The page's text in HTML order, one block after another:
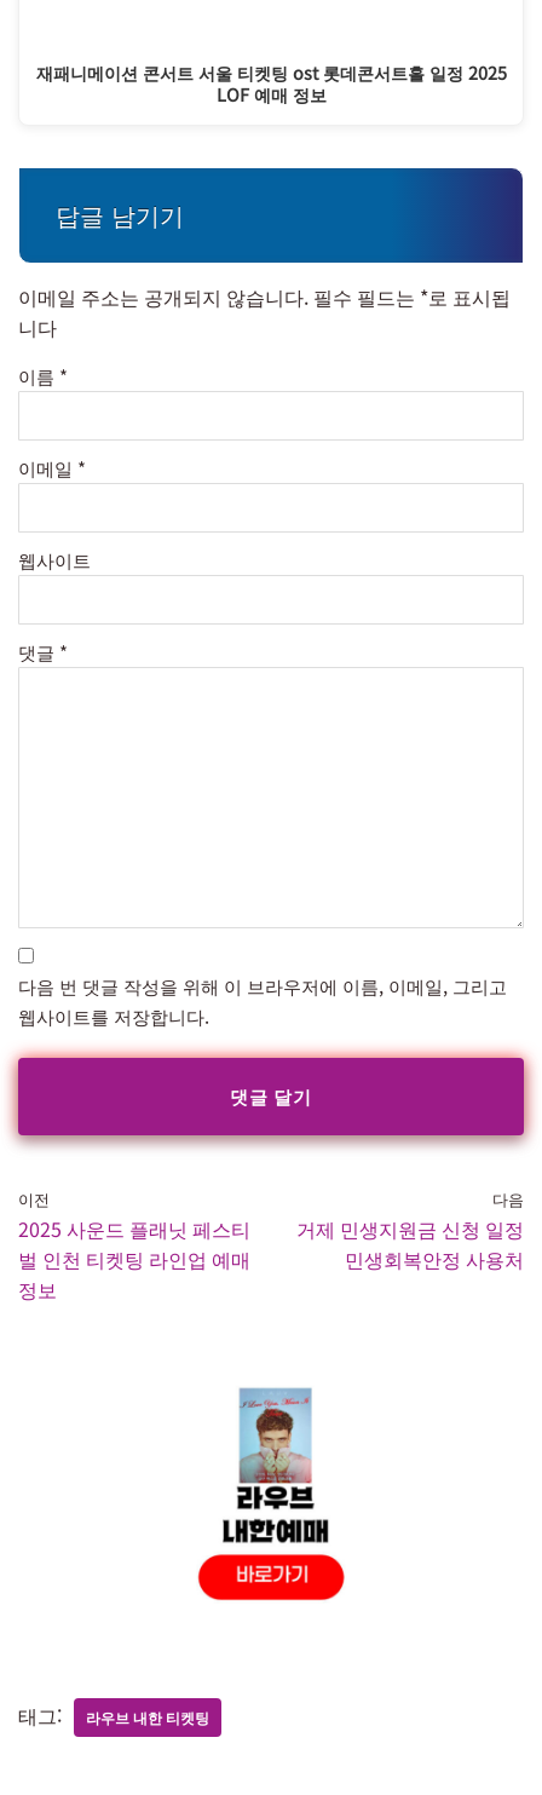
재패니메이션 콘서트 서울 티켓팅 ost 롯데콘서트홀 일정 2025
LOF 예매 정보
답글 남기기
이메일 주소는 공개되지 않습니다. 필수 필드는 *로 표시됩
니다
이름 *
이메일 *
웹사이트
댓글 *
다음 번 댓글 작성을 위해 이 브라우저에 이름, 이메일, 그리고
웹사이트를 저장합니다.
이전
2025 사운드 플래닛 페스티
벌 인천 티켓팅 라인업 예매
정보
다음
거제 민생지원금 신청 일정
민생회복안정 사용처
태그: 라우브 내한 티켓팅